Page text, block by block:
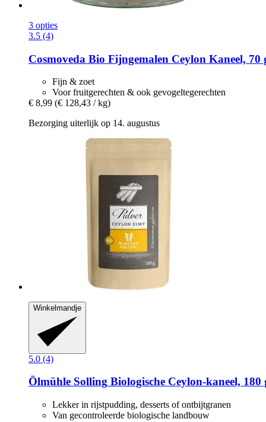
3 opties
3.5 (4)
Cosmoveda Bio Fijngemalen Ceylon Kaneel, 70
Fijn & zoet
Voor fruitgerechten & ook gevogeltegerechten
€ 8,99 (€ 128,43 / kg)
Bezorging uiterlijk op 14. augustus
Winkelmandje
5.0 (4)
Ölmühle Solling Biologische Ceylon-​kaneel, 180
Lekker in rijstpudding, desserts of ontbijtgranen
Van gecontroleerde biologische landbouw